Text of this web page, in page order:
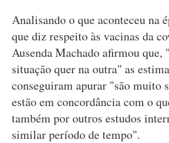
Analisando o que aconteceu na
que diz respeito às vacinas da
Ausenda Machado afirmou que,
situação quer na outra" as
conseguiram apurar "são muito
estão em concordância com o
também por outros estudos
similar período de tempo".